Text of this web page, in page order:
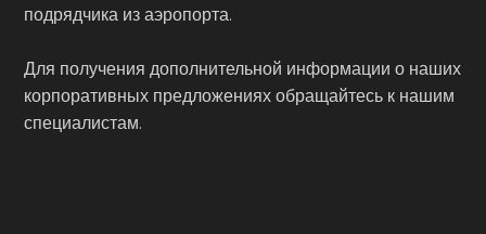
подрядчика из аэропорта.
Для получения дополнительной информации о наших
корпоративных предложениях обращайтесь к нашим
специалистам.